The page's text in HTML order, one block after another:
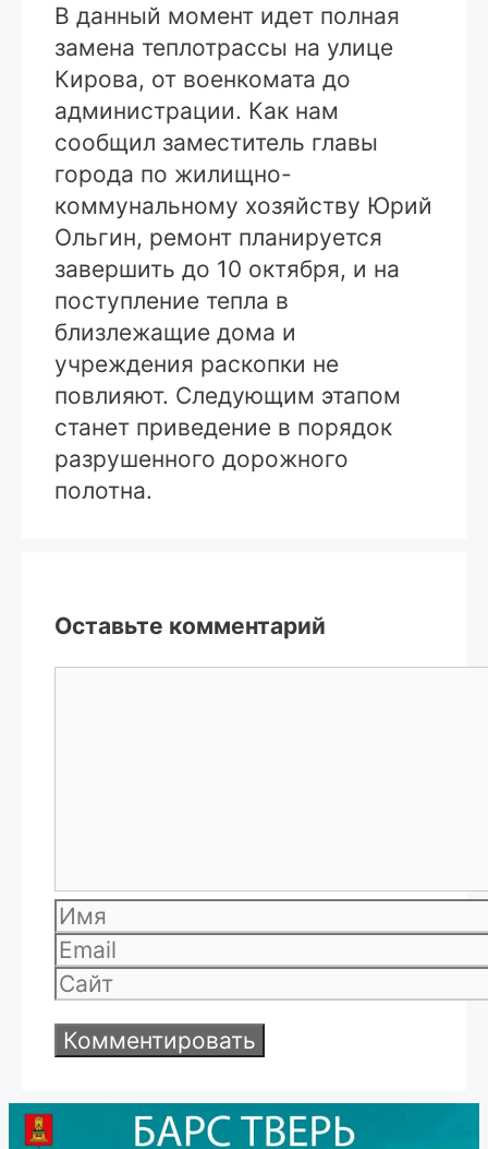
В данный момент идет полная
замена теплотрассы на улице
Кирова, от военкомата до
администрации. Как нам
сообщил заместитель главы
города по жилищно-
коммунальному хозяйству Юрий
Ольгин, ремонт планируется
завершить до 10 октября, и на
поступление тепла в
близлежащие дома и
учреждения раскопки не
повлияют. Следующим этапом
станет приведение в порядок
разрушенного дорожного
полотна.
Оставьте комментарий
Имя
Email
Сайт